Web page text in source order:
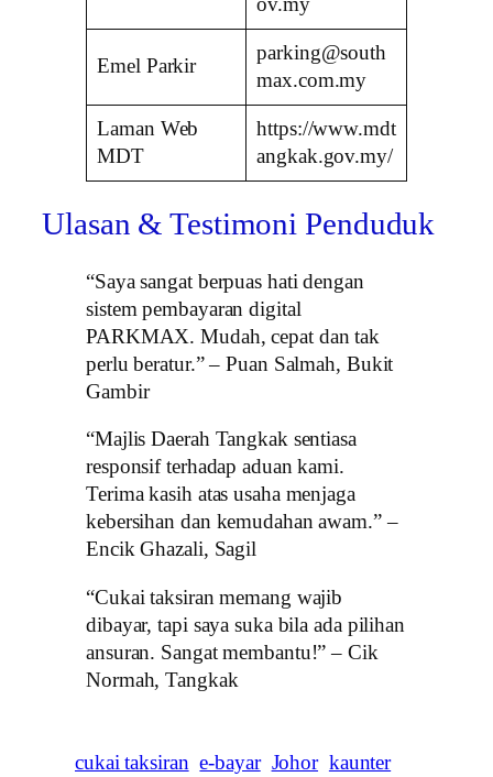
Emel Parkir
parking@south
max.com.my
Laman Web
MDT
https://www.mdt
angkak.gov.my/
Ulasan & Testimoni Penduduk
“Saya sangat berpuas hati dengan
sistem pembayaran digital
PARKMAX. Mudah, cepat dan tak
perlu beratur.” – Puan Salmah, Bukit
Gambir
“Majlis Daerah Tangkak sentiasa
responsif terhadap aduan kami.
Terima kasih atas usaha menjaga
kebersihan dan kemudahan awam.” –
Encik Ghazali, Sagil
“Cukai taksiran memang wajib
dibayar, tapi saya suka bila ada pilihan
ansuran. Sangat membantu!” – Cik
Normah, Tangkak
cukai taksiran e-bayar Johor kaunter